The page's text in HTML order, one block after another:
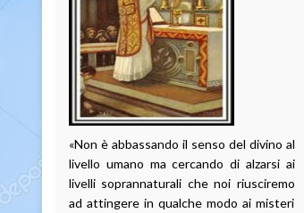
«Non è abbassando il senso del divino al
livello umano ma cercando di alzarsi ai
livelli soprannaturali che noi riusciremo
ad attingere in qualche modo ai misteri